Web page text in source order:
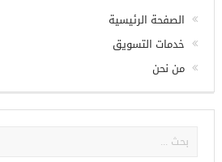
الصفحة الرئيسية
خدمات التسويق
من نحن